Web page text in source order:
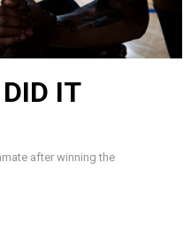
IT
after winning the